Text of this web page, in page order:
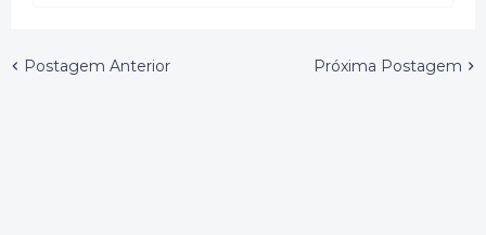
Postagem Anterior Próxima Postagem